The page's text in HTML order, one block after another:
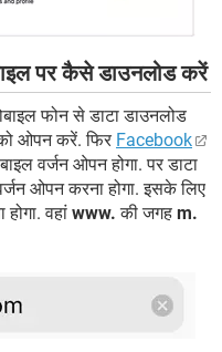
पर कैसे डाउनलोड करें
फोन से डाटा डाउनलोड
ओपन करें. फिर Facebook
वर्जन ओपन होगा. पर डाटा
ओपन करना होगा. इसके लिए
वहां www. की जगह m.